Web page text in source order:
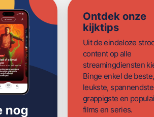
Ontdek onze
kijktips
Uit de eindeloze
content op alle
streamingdiensten
Binge enkel de beste,
leukste,
grappigste en
films en series.